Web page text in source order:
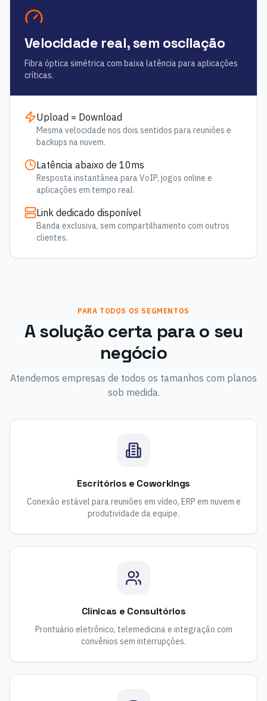
Velocidade real, sem oscilação
Fibra óptica simétrica com baixa latência para aplicações
críticas.
Upload = Download
Mesma velocidade nos dois sentidos para reuniões e
backups na nuvem.
Latência abaixo de 10ms
Resposta instantânea para VoIP, jogos online e
aplicações em tempo real.
Link dedicado disponível
Banda exclusiva, sem compartilhamento com outros
clientes.
PARA TODOS OS SEGMENTOS
A solução certa para o seu
negócio
Atendemos empresas de todos os tamanhos com planos
sob medida.
Escritórios e Coworkings
Conexão estável para reuniões em vídeo, ERP em nuvem e
produtividade da equipe.
Clínicas e Consultórios
Prontuário eletrônico, telemedicina e integração com
convênios sem interrupções.